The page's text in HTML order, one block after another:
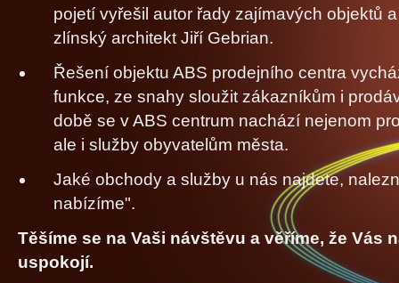
pojetí vyřešil autor řady zajímavých objektů
zlínský architekt Jiří Gebrian.
Řešení objektu ABS prodejního centra
funkce, ze snahy sloužit zákazníkům i
době se v ABS centrum nachází nejenom
ale i služby obyvatelům města.
Jaké obchody a služby u nás najdete,
nabízíme".
Těšíme se na Vaši návštěvu a věříme, že Vás
uspokojí.